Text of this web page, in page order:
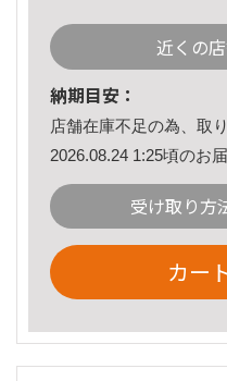
近くの
納期目安：
店舗在庫不足の為、取
2026.08.24 1:25頃のお
受け取り方
カー